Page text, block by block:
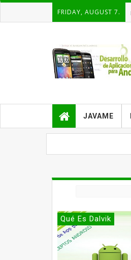
FRIDAY, AUGUST 7.
JAVAME
Qué Es Dalvik